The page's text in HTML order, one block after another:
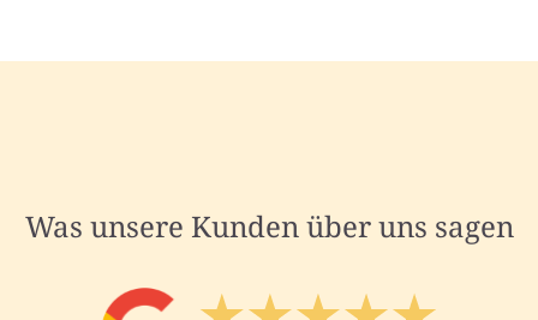
Was unsere Kunden über uns sagen